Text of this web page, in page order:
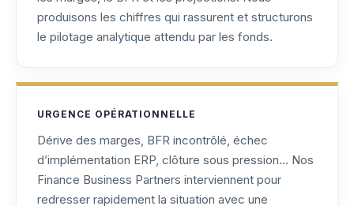
produisons les chiffres qui rassurent et structurons
le pilotage analytique attendu par les fonds.
URGENCE OPÉRATIONNELLE
Dérive des marges, BFR incontrôlé, échec
d’implémentation ERP, clôture sous pression… Nos
Finance Business Partners interviennent pour
redresser rapidement la situation avec une